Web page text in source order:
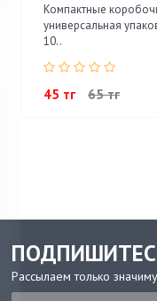
Компактные
универсальная
10..
45 тг 65 тг
Рассылаем только